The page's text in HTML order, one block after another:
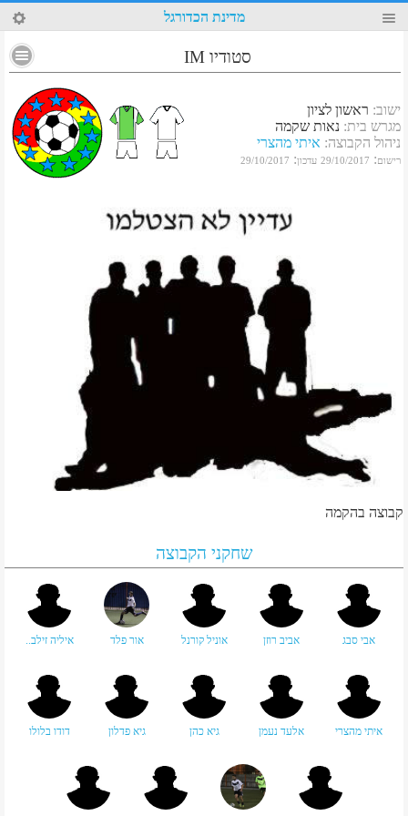
39 מדינת הכדורגל
סטודיו IM
ישוב: ראשון לציון
מגרש בית: נאות שקמה
ניהול הקבוצה: איתי מהצרי
רישום:
29/10/2017 עדכון:
29/10/2017
קבוצה בהקמה
שחקני הקבוצה
אבי סבג אביב רוזן אוניל קורנל אור פלד איליה זילב..
איתי מהצרי אלעד נעמן גיא כהן גיא פדלון דודו בלולו